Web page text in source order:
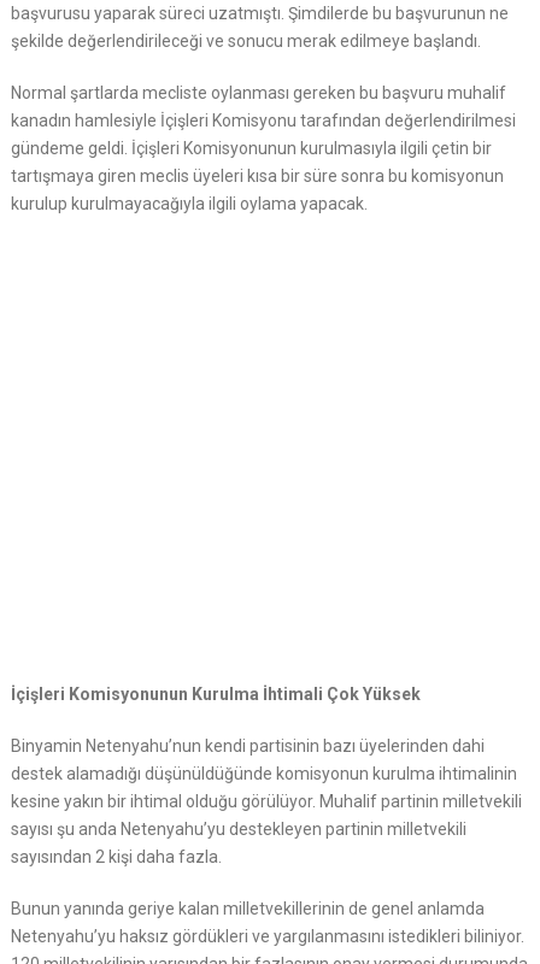
başvurusu yaparak süreci uzatmıştı. Şimdilerde bu başvurunun ne
şekilde değerlendirileceği ve sonucu merak edilmeye başlandı.
Normal şartlarda mecliste oylanması gereken bu başvuru muhalif
kanadın hamlesiyle İçişleri Komisyonu tarafından değerlendirilmesi
gündeme geldi. İçişleri Komisyonunun kurulmasıyla ilgili çetin bir
tartışmaya giren meclis üyeleri kısa bir süre sonra bu komisyonun
kurulup kurulmayacağıyla ilgili oylama yapacak.
İçişleri Komisyonunun Kurulma İhtimali Çok Yüksek
Binyamin Netenyahu’nun kendi partisinin bazı üyelerinden dahi
destek alamadığı düşünüldüğünde komisyonun kurulma ihtimalinin
kesine yakın bir ihtimal olduğu görülüyor. Muhalif partinin milletvekili
sayısı şu anda Netenyahu’yu destekleyen partinin milletvekili
sayısından 2 kişi daha fazla.
Bunun yanında geriye kalan milletvekillerinin de genel anlamda
Netenyahu’yu haksız gördükleri ve yargılanmasını istedikleri biliniyor.